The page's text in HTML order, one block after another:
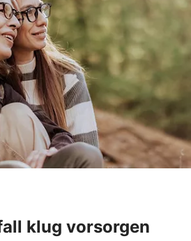
klug vorsorgen